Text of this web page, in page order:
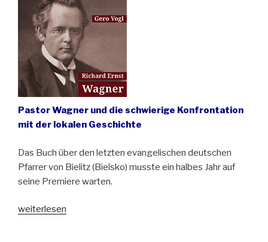
2026
verlängert“
Pastor Wagner und die schwierige Konfrontation
mit der lokalen Geschichte
Das Buch über den letzten evangelischen deutschen
Pfarrer von Bielitz (Bielsko) musste ein halbes Jahr auf
seine Premiere warten.
„Kontroverse
weiterlesen